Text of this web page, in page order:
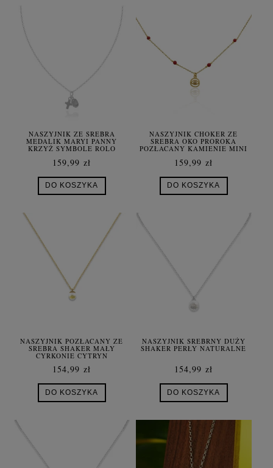
NASZYJNIK ZE SREBRA
MEDALIK MARYI PANNY
KRZYŻ SYMBOLE ROLO
159,99 zł
DO KOSZYKA
NASZYJNIK CHOKER ZE
SREBRA OKO PROROKA
POZŁACANY KAMIENIE MINI
159,99 zł
DO KOSZYKA
NASZYJNIK POZŁACANY ZE
SREBRA SHAKER MAŁY
CYRKONIE CYTRYN
154,99 zł
DO KOSZYKA
NASZYJNIK SREBRNY DUŻY
SHAKER PERŁY NATURALNE
154,99 zł
DO KOSZYKA